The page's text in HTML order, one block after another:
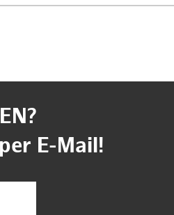
E-Mail!